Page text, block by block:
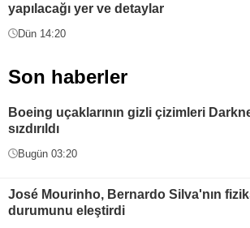
yapılacağı yer ve detaylar
Dün 14:20
Son haberler
Boeing uçaklarının gizli çizimleri
sızdırıldı
Bugün 03:20
José Mourinho, Bernardo Silva'nın
durumunu eleştirdi